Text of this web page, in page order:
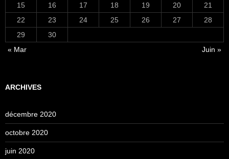
15
16 17 18 19 20
21
22
23 24 25 26 27
28
29
30
« Mar
Juin »
ARCHIVES
décembre 2020
octobre 2020
juin 2020